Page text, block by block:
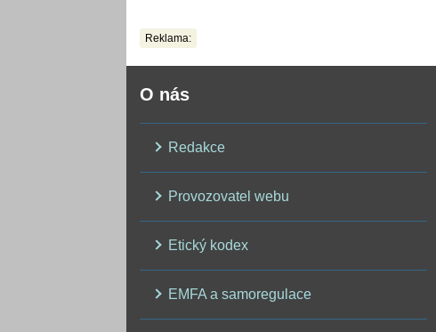
Reklama:
O nás
Redakce
Provozovatel webu
Etický kodex
EMFA a samoregulace